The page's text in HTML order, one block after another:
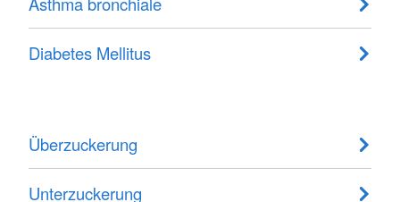
Diabetes Mellitus
Überzuckerung
Unterzuckerung